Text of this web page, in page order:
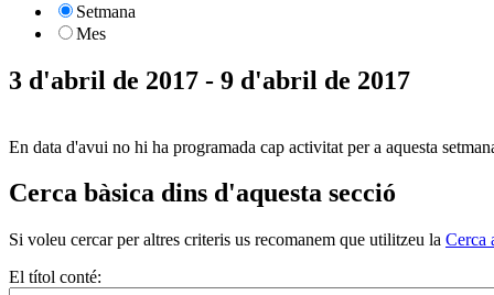
Setmana
Mes
3 d'abril de 2017 - 9 d'abril de 2017
En data d'avui no hi ha programada cap activitat per a aquesta
Cerca bàsica dins d'aquesta secció
Si voleu cercar per altres criteris us recomanem que utilitzeu la Cerca
El títol conté: